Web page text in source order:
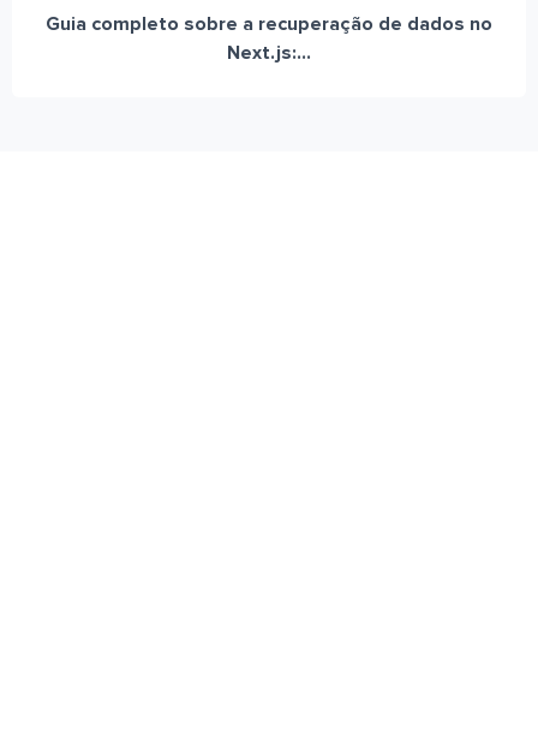
Guia completo sobre a recuperação de dados no
Next.js:...